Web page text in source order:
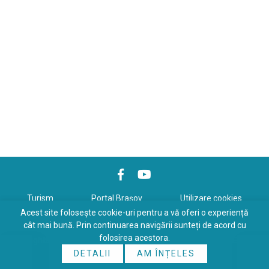
Turism Portal Braşov Utilizare cookies
Politică de confidenţialitate
Copyrights © 2026 All Rights Reserved. Powered by
Online
Acest site folosește cookie-uri pentru a vă oferi o experiență
cât mai bună. Prin continuarea navigării sunteți de acord cu
folosirea acestora.
DETALII
AM ÎNȚELES